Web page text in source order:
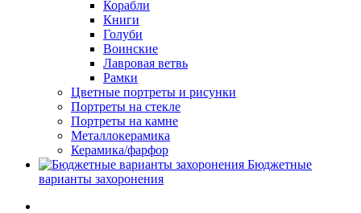
Корабли
Книги
Голуби
Воинские
Лавровая ветвь
Рамки
Цветные портреты и рисунки
Портреты на стекле
Портреты на камне
Металлокерамика
Керамика/фарфор
Бюджетные
варианты захоронения